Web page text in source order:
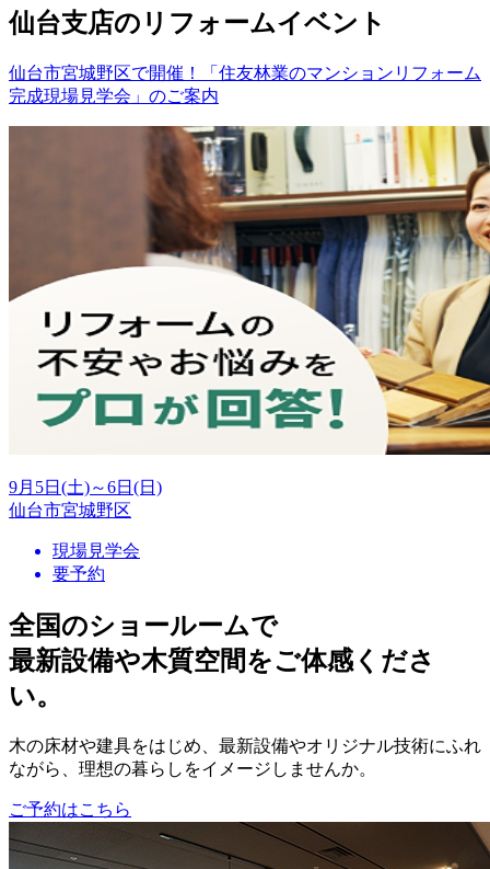
仙台支店のリフォームイベント
仙台市宮城野区で開催！「住友林業のマンションリフォーム
完成現場見学会」のご案内
9月5日(土)～6日(日)
仙台市宮城野区
現場見学会
要予約
全国のショールームで
最新設備や木質空間をご体感くださ
い。
木の床材や建具をはじめ、最新設備やオリジナル技術にふれ
ながら、理想の暮らしをイメージしませんか。
ご予約はこちら